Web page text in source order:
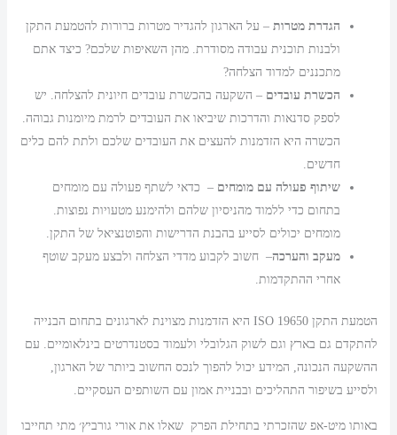
הגדרת מטרות– על הארגון להגדיר מטרות ברורות להטמעת התקן
ולבנות תוכנית עבודה מסודרת. מהן השאיפות שלכם? כיצד אתם
מתכננים למדוד הצלחה?
הכשרת עובדים – השקעה בהכשרת עובדים חיונית להצלחה. יש
לספק סדנאות והדרכות שיביאו את העובדים לרמת מיומנות גבוהה.
הכשרה היא הזדמנות להעצים את העובדים שלכם ולתת להם כלים
חדשים.
שיתוף פעולה עם מומחים – כדאי לשתף פעולה עם מומחים
בתחום כדי ללמוד מהניסיון שלהם ולהימנע מטעויות נפוצות.
מומחים יכולים לסייע בהבנת הדרישות והפוטנציאל של התקן.
מעקב והערכה– חשוב לקבוע מדדי הצלחה ולבצע מעקב שוטף
אחרי ההתקדמות.
הטמעת התקן ISO 19650 היא הזדמנות מצוינת לארגונים בתחום הבנייה
להתקדם גם בארץ וגם לשוק הגלובלי ולעמוד בסטנדרטים בינלאומיים. עם
ההשקעה הנכונה, המידע יכול להפוך לנכס החשוב ביותר של הארגון,
ולסייע בשיפור התהליכים ובבניית אמון עם השותפים העסקיים.
באותו מיט-אפ שהזכרתי בתחילת הפרק שאלו את אורי גורביץ׳ מתי תחייבו